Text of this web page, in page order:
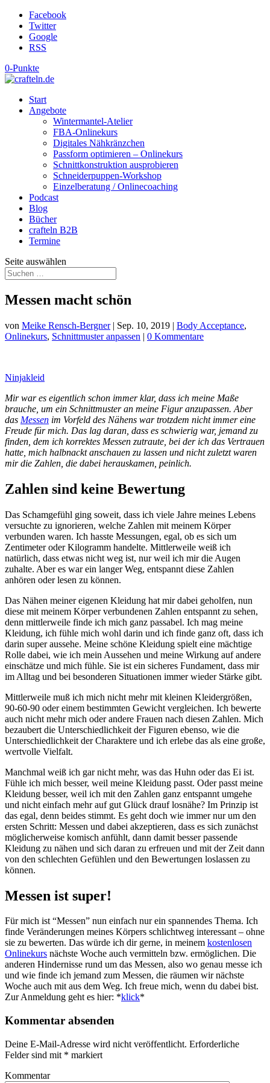
Facebook
Twitter
Google
RSS
0-Punkte
Start
Angebote
Wintermantel-Atelier
FBA-Onlinekurs
Digitales Nähkränzchen
Passform optimieren – Onlinekurs
Schnittkonstruktion ausprobieren
Schneiderpuppen-Workshop
Einzelberatung / Onlinecoaching
Podcast
Blog
Bücher
crafteln B2B
Termine
Seite auswählen
Messen macht schön
von Meike Rensch-Bergner| Sep. 10, 2019 | Body Acceptance,
Onlinekurs, Schnittmuster anpassen | 0 Kommentare
Ninjakleid
Mir war es eigentlich schon immer klar, dass ich meine Maße
brauche, um ein Schnittmuster an meine Figur anzupassen. Aber
das Messen im Vorfeld des Nähens war trotzdem nicht immer eine
Freude für mich. Das lag daran, dass es schwierig war, jemand zu
finden, dem ich korrektes Messen zutraute, bei der ich das Vertrauen
hatte, mich halbnackt anschauen zu lassen und nicht zuletzt waren
mir die Zahlen, die dabei herauskamen, peinlich.
Zahlen sind keine Bewertung
Das Schamgefühl ging soweit, dass ich viele Jahre meines Lebens
versuchte zu ignorieren, welche Zahlen mit meinem Körper
verbunden waren. Ich hasste Messungen, egal, ob es sich um
Zentimeter oder Kilogramm handelte. Mittlerweile weiß ich
natürlich, dass etwas nicht weg ist, nur weil ich mir die Augen
zuhalte. Aber es war ein langer Weg, entspannt diese Zahlen
anhören oder lesen zu können.
Das Nähen meiner eigenen Kleidung hat mir dabei geholfen, nun
diese mit meinem Körper verbundenen Zahlen entspannt zu sehen,
denn mittlerweile finde ich mich ganz passabel. Ich mag meine
Kleidung, ich fühle mich wohl darin und ich finde ganz oft, dass ich
darin super aussehe. Meine schöne Kleidung spielt eine mächtige
Rolle dabei, wie ich mein Aussehen und meine Wirkung auf andere
einschätze und mich fühle. Sie ist ein sicheres Fundament, dass mir
im Alltag und bei besonderen Situationen immer wieder Stärke gibt.
Mittlerweile muß ich mich nicht mehr mit kleinen Kleidergrößen,
90-60-90 oder einem bestimmten Gewicht vergleichen. Ich bewerte
auch nicht mehr mich oder andere Frauen nach diesen Zahlen. Mich
bezaubert die Unterschiedlichkeit der Figuren ebenso, wie die
Unterschiedlichkeit der Charaktere und ich erlebe das als eine große,
wertvolle Vielfalt.
Manchmal weiß ich gar nicht mehr, was das Huhn oder das Ei ist.
Fühle ich mich besser, weil meine Kleidung passt. Oder passt meine
Kleidung besser, weil ich mit den Zahlen ganz entspannt umgehe
und nicht einfach mehr auf gut Glück drauf losnähe? Im Prinzip ist
das egal, denn beides stimmt. Es geht doch wie immer nur um den
ersten Schritt: Messen und dabei akzeptieren, dass es sich zunächst
möglicherweise komisch anfühlt, dann damit besser passende
Kleidung zu nähen und sich daran zu erfreuen und mit der Zeit dann
von den schlechten Gefühlen und den Bewertungen loslassen zu
können.
Messen ist super!
Für mich ist “Messen” nun einfach nur ein spannendes Thema. Ich
finde Veränderungen meines Körpers schlichtweg interessant – ohne
sie zu bewerten. Das würde ich dir gerne, in meinem kostenlosen
Onlinekurs nächste Woche auch vermitteln bzw. ermöglichen. Die
anderen Hindernisse rund um das Messen, also wo genau messe ich
und wie finde ich jemand zum Messen, die räumen wir nächste
Woche auch mit aus dem Weg. Ich freue mich, wenn du dabei bist.
Zur Anmeldung geht es hier: *klick*
Kommentar absenden
Deine E-Mail-Adresse wird nicht veröffentlicht. Erforderliche
Felder sind mit * markiert
Kommentar